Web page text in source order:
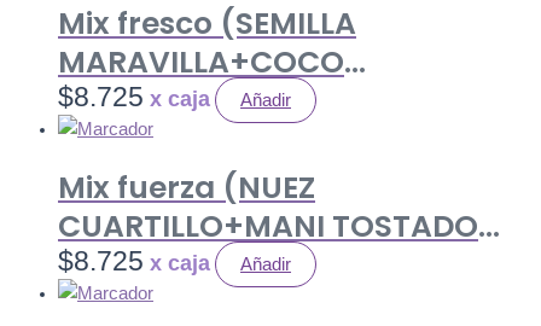
Mix fresco (SEMILLA
MARAVILLA+COCO
LAMINAS+PASA RUBIA) 80 gr.
Caja 12 uds.
$8.725 Añadir
Mix fuerza (NUEZ
CUARTILLO+MANI TOSTADO
SIN SAL+ PASA MORENA) 80 gr.
Caja 12 uds.
$8.725 Añadir